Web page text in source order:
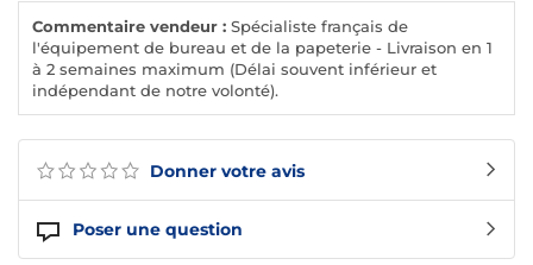
Donner votre avis
Poser une question
Commentaire vendeur : Spécialiste français de
l'équipement de bureau et de la papeterie - Livraison en 1
à 2 semaines maximum (Délai souvent inférieur et
indépendant de notre volonté).